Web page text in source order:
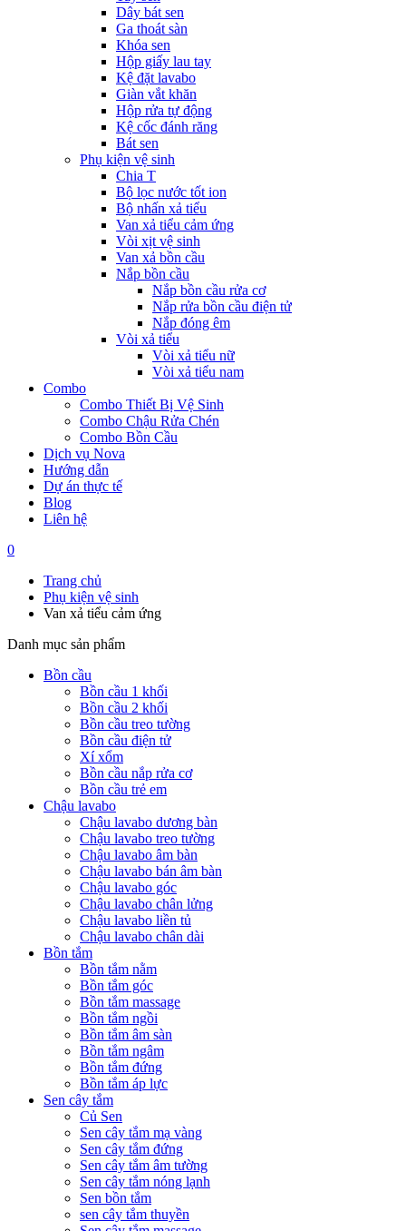
Dây bát sen
Ga thoát sàn
Khóa sen
Hộp giấy lau tay
Kệ đặt lavabo
Giàn vắt khăn
Hộp rửa tự động
Kệ cốc đánh răng
Bát sen
Phụ kiện vệ sinh
Chia T
Bộ lọc nước tốt ion
Bộ nhấn xả tiểu
Van xả tiểu cảm ứng
Vòi xịt vệ sinh
Van xả bồn cầu
Nắp bồn cầu
Nắp bồn cầu rửa cơ
Nắp rửa bồn cầu điện tử
Nắp đóng êm
Vòi xả tiểu
Vòi xả tiểu nữ
Vòi xả tiểu nam
Combo
Combo Thiết Bị Vệ Sinh
Combo Chậu Rửa Chén
Combo Bồn Cầu
Dịch vụ Nova
Hướng dẫn
Dự án thực tế
Blog
Liên hệ
0
Trang chủ
Phụ kiện vệ sinh
Van xả tiểu cảm ứng
Danh mục sản phẩm
Bồn cầu
Bồn cầu 1 khối
Bồn cầu 2 khối
Bồn cầu treo tường
Bồn cầu điện tử
Xí xổm
Bồn cầu nắp rửa cơ
Bồn cầu trẻ em
Chậu lavabo
Chậu lavabo dương bàn
Chậu lavabo treo tường
Chậu lavabo âm bàn
Chậu lavabo bán âm bàn
Chậu lavabo góc
Chậu lavabo chân lửng
Chậu lavabo liền tủ
Chậu lavabo chân dài
Bồn tắm
Bồn tắm nằm
Bồn tắm góc
Bồn tắm massage
Bồn tắm ngồi
Bồn tắm âm sàn
Bồn tắm ngâm
Bồn tắm đứng
Bồn tắm áp lực
Sen cây tắm
Củ Sen
Sen cây tắm mạ vàng
Sen cây tắm đứng
Sen cây tắm âm tường
Sen cây tắm nóng lạnh
Sen bồn tắm
sen cây tắm thuyền